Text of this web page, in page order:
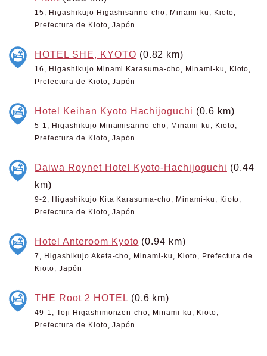
15, Higashikujo Higashisanno-cho, Minami-ku, Kioto,
Prefectura de Kioto, Japón
HOTEL SHE, KYOTO (0.82 km)
16, Higashikujo Minami Karasuma-cho, Minami-ku, Kioto,
Prefectura de Kioto, Japón
Hotel Keihan Kyoto Hachijoguchi (0.6 km)
5-1, Higashikujo Minamisanno-cho, Minami-ku, Kioto,
Prefectura de Kioto, Japón
Daiwa Roynet Hotel Kyoto-Hachijoguchi (0.44
km)
9-2, Higashikujo Kita Karasuma-cho, Minami-ku, Kioto,
Prefectura de Kioto, Japón
Hotel Anteroom Kyoto (0.94 km)
7, Higashikujo Aketa-cho, Minami-ku, Kioto, Prefectura de
Kioto, Japón
THE Root 2 HOTEL (0.6 km)
49-1, Toji Higashimonzen-cho, Minami-ku, Kioto,
Prefectura de Kioto, Japón